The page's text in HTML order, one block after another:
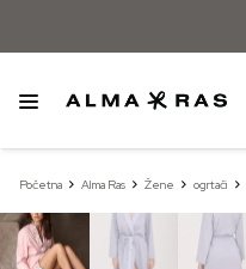
Početna Alma Ras Žene ogrtači